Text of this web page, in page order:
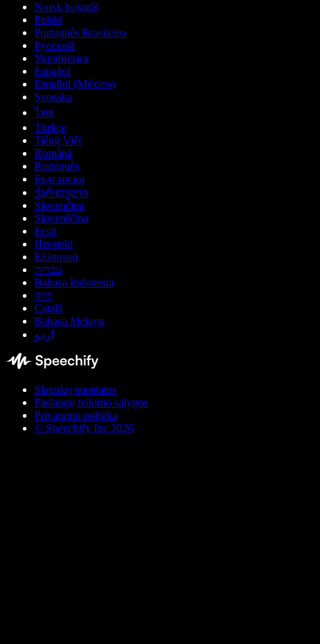
Norsk bokmål
Polski
Português Brasileiro
Русский
Українська
Español
Español (México)
Svenska
ไทย
Türkçe
Tiếng Việt
Română
Português
Български
ქართული
Slovenčina
Slovenščina
Eesti
Hrvatski
Ελληνικά
עברית
Bahasa Indonesia
বাংলা
Català
Bahasa Melayu
اردو
Slapukų nuostatos
Paslaugų teikimo sąlygos
Privatumo politika
© Speechify Inc 2026